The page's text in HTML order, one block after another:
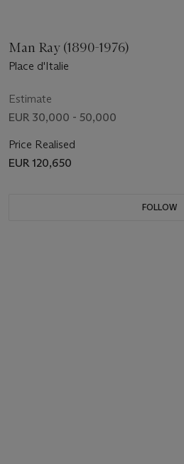
Man Ray (1890-1976)
Place d'Italie
Estimate
EUR 30,000 - 50,000
Price Realised
EUR 120,650
FOLLOW